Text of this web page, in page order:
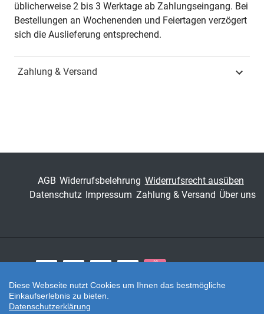
Jahr Hamburg 2007
Schriftenreihe
Fachbereich Sozialwissenschaft
üblicherweise 2 bis 3 Werktage ab Zahlungseingang. Bei
Bestellungen an Wochenenden und Feiertagen verzögert
sich die Auslieferung entsprechend.
Zahlung & Versand
AGB Widerrufsbelehrung Widerrufsrecht ausüben
Datenschutz Impressum Zahlung & Versand Über uns
Zahlungsarten
Twitter
Diese Webseite nutzt Cookies um Ihnen das bestmögliche
Einkaufserlebnis zu bieten.
Datenschutzerklärung